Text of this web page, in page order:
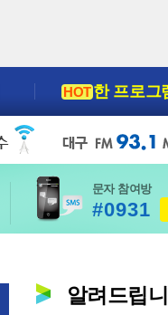
HOT한 프로그
문자 참여방
#0931
알려드립